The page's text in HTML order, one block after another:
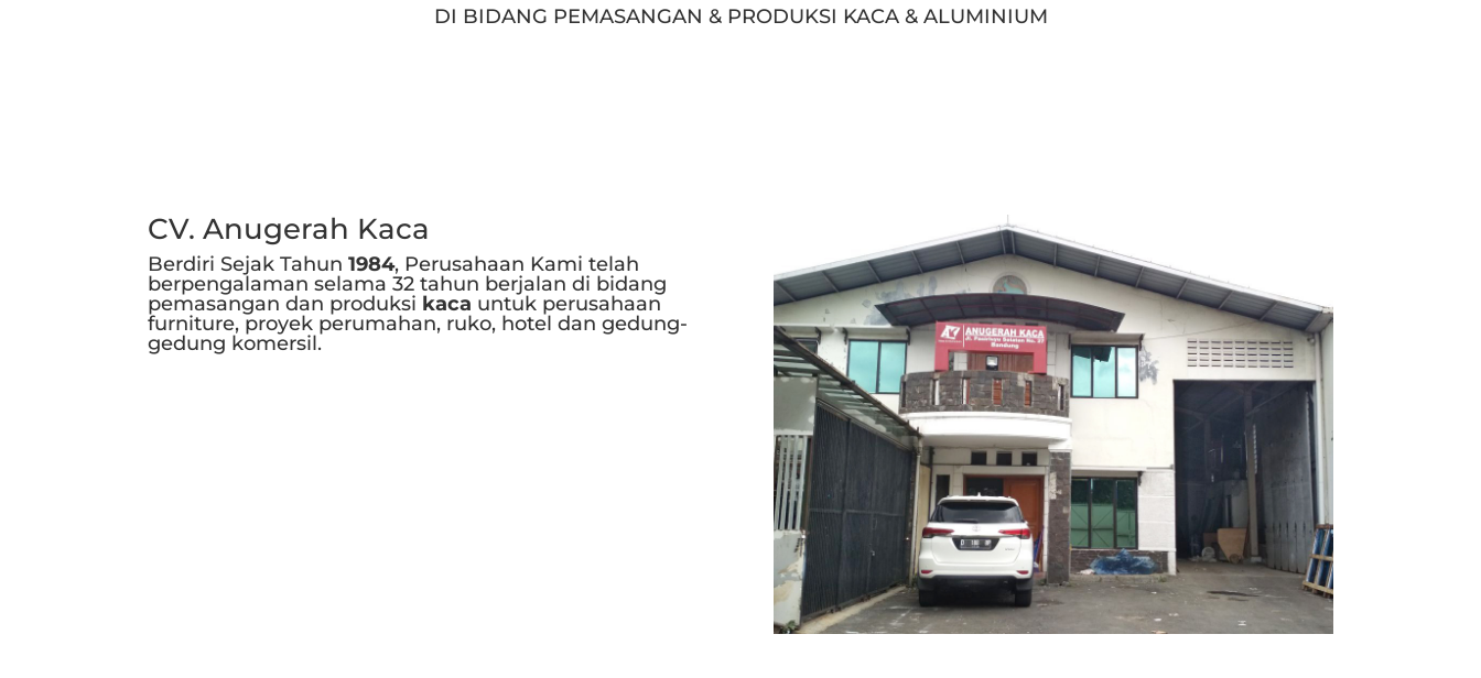
DI BIDANG PEMASANGAN & PRODUKSI KACA & ALUMINIUM
CV. Anugerah Kaca
Berdiri Sejak Tahun1984, Perusahaan Kami telah
berpengalaman selama 32 tahun berjalan di bidang
pemasangan dan produksi kaca untuk perusahaan
furniture, proyek perumahan, ruko, hotel dan gedung-
gedung komersil.